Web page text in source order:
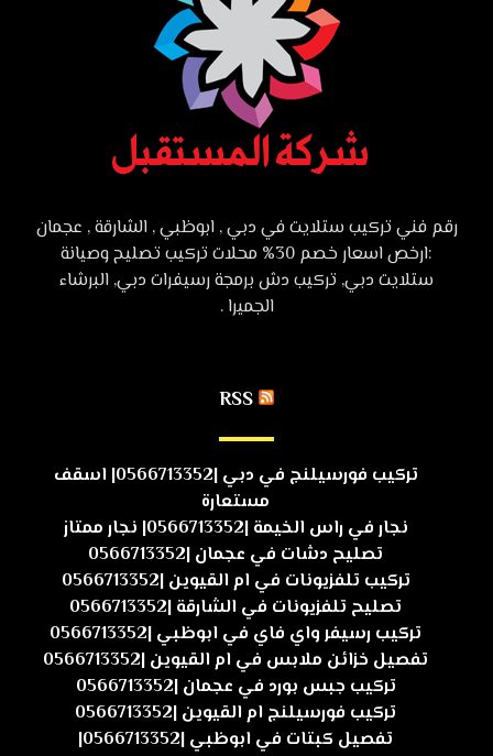
رقم فني تركيب ستلايت في دبي , ابوظبي , الشارقة , عجمان
:ارخص اسعار خصم 30% محلات تركيب تصليح وصيانة
ستلايت دبي, تركيب دش برمجة رسيفرات دبي, البرشاء
الجميرا .
RSS
تركيب فورسيلنج في دبي |0566713352| اسقف
مستعارة
نجار في راس الخيمة |0566713352| نجار ممتاز
تصليح دشات في عجمان |0566713352
تركيب تلفزيونات في ام القيوين |0566713352
تصليح تلفزيونات في الشارقة |0566713352
تركيب رسيفر واي فاي في ابوظبي |0566713352
تفصيل خزائن ملابس في ام القيوين |0566713352
تركيب جبس بورد في عجمان |0566713352
تركيب فورسيلنج ام القيوين |0566713352
تفصيل كبتات في ابوظبي |0566713352|